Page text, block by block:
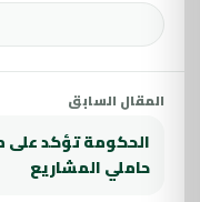
المقال السابق
الحكومة تؤكد على
حاملي المشاريع